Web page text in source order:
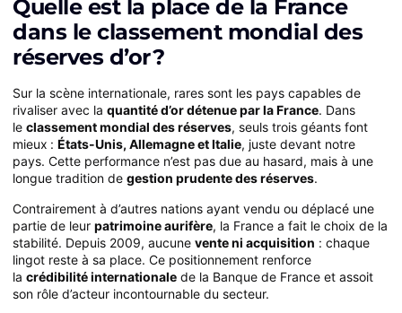
Quelle est la place de la France
dans le classement mondial des
réserves d’or ?
Sur la scène internationale, rares sont les pays capables de
rivaliser avec la quantité d’or détenue par la France. Dans
le classement mondial des réserves, seuls trois géants font
mieux : États-Unis, Allemagne et Italie, juste devant notre
pays. Cette performance n’est pas due au hasard, mais à une
longue tradition de gestion prudente des réserves.
Contrairement à d’autres nations ayant vendu ou déplacé une
partie de leur patrimoine aurifère, la France a fait le choix de la
stabilité. Depuis 2009, aucune vente ni acquisition : chaque
lingot reste à sa place. Ce positionnement renforce
la crédibilité internationale de la Banque de France et assoit
son rôle d’acteur incontournable du secteur.